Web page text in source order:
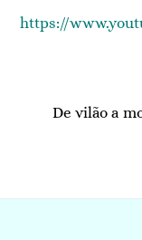
https://
De vilão a